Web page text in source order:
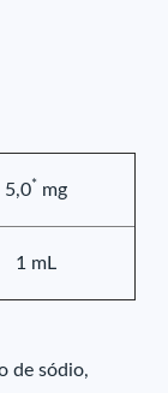
5,0* mg
1 mL
de sódio,